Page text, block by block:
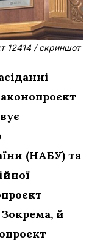
12414 / скриншот
(НАБУ) та
й